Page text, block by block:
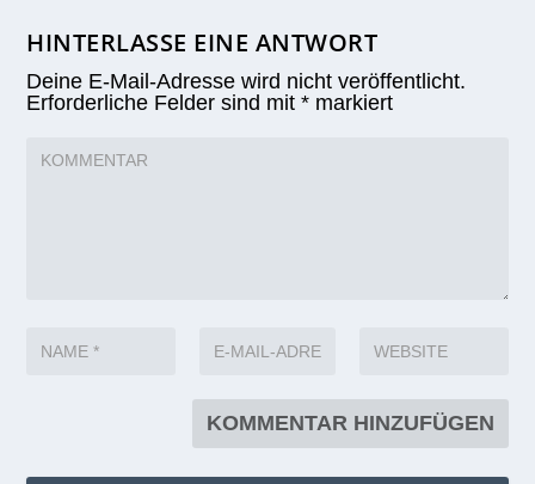
HINTERLASSE EINE ANTWORT
Deine E-Mail-Adresse wird nicht veröffentlicht.
Erforderliche Felder sind mit* markiert